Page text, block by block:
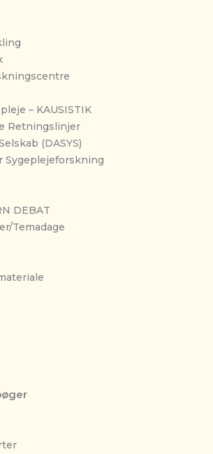
– KAUSISTIK
Retningslinjer
(DASYS)
Sygeplejeforskning
DEBAT
Temadage